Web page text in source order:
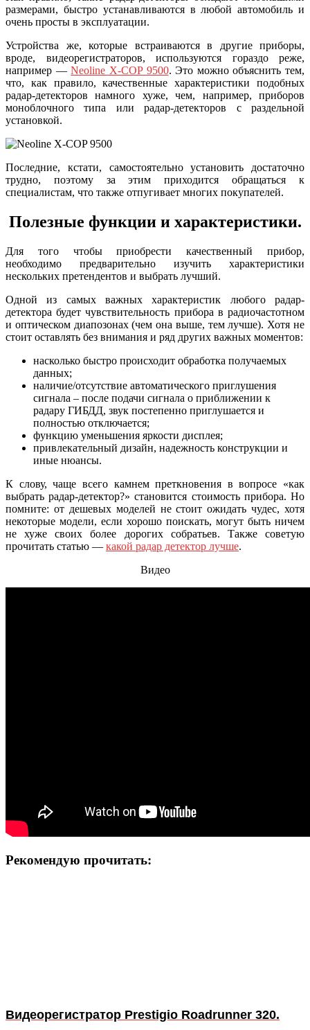
размерами, быстро устанавливаются в любой автомобиль и
очень просты в эксплуатации.
Устройства же, которые встраиваются в другие приборы,
вроде, видеорегистраторов, используются гораздо реже,
например —Neoline X-COP 9500. Это можно объяснить тем,
что, как правило, качественные характеристики подобных
радар-детекторов намного хуже, чем, например, приборов
моноблочного типа или радар-детекторов с раздельной
установкой.
Последние, кстати, самостоятельно установить достаточно
трудно, поэтому за этим приходится обращаться к
специалистам, что также отпугивает многих покупателей.
Полезные функции и характеристики.
Для того чтобы приобрести качественный прибор,
необходимо предварительно изучить характеристики
нескольких претендентов и выбрать лучший.
Одной из самых важных характеристик любого радар-
детектора будет чувствительность прибора в радиочастотном
и оптическом диапозонах (чем она выше, тем лучше). Хотя не
стоит оставлять без внимания и ряд других важных моментов:
насколько быстро происходит обработка получаемых
данных;
наличие/отсутствие автоматического приглушения
сигнала – после подачи сигнала о приближении к
радару ГИБДД, звук постепенно приглушается и
полностью отключается;
функцию уменьшения яркости дисплея;
привлекательный дизайн, надежность конструкции и
иные нюансы.
К слову, чаще всего камнем преткновения в вопросе «как
выбрать радар-детектор?» становится стоимость прибора. Но
помните: от дешевых моделей не стоит ожидать чудес, хотя
некоторые модели, если хорошо поискать, могут быть ничем
не хуже своих более дорогих собратьев. Также советую
прочитать статью — какой радар детектор лучше.
Видео
Рекомендую прочитать:
Видеорегистратор Prestigio Roadrunner 320.